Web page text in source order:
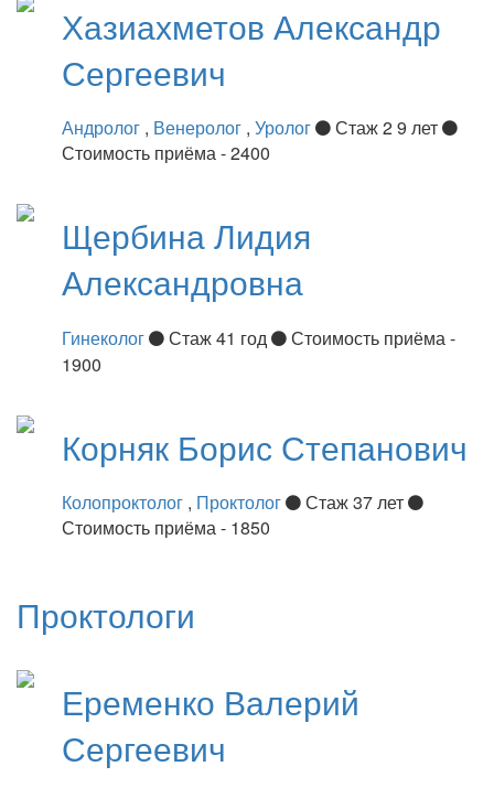
Хазиахметов Александр
Сергеевич
Андролог , Венеролог , Уролог
Стаж 2 9 лет
Стоимость приёма - 2400
ЩербинаЛидия
Александровна
Гинеколог Стаж 41 год
Стоимость приёма -
1900
Корняк Борис Степанович
Колопроктолог , Проктолог
Стаж 37 лет
Стоимость приёма - 1850
Проктологи
Еременко Валерий
Сергеевич